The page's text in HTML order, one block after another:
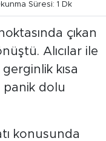
Süresi: 1 Dk
çıkan
Alıcılar ile
kısa
dolu
konusunda